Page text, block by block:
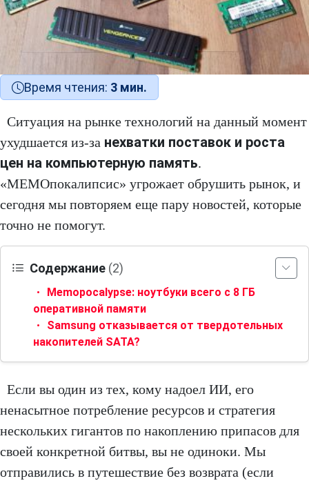
Время чтения: 3 мин.
Ситуация на рынке технологий на данный момент
ухудшается из-за нехватки поставок и роста
цен на компьютерную память.
«МЕМОпокалипсис» угрожает обрушить рынок, и
сегодня мы повторяем еще пару новостей, которые
точно не помогут.
Содержание (2)
Memopocalypse: ноутбуки всего с 8 ГБ
оперативной памяти
Samsung отказывается от твердотельных
накопителей SATA?
Если вы один из тех, кому надоел ИИ, его
ненасытное потребление ресурсов и стратегия
нескольких гигантов по накоплению припасов для
своей конкретной битвы, вы не одиноки. Мы
отправились в путешествие без возврата (если